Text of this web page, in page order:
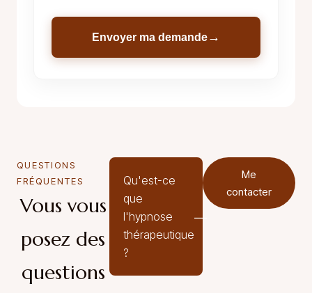
Envoyer ma demande→
QUESTIONS
FRÉQUENTES
Vous vous
posez des
questions
Me
contacter
Qu'est-ce
que
l'hypnose
thérapeutique
?